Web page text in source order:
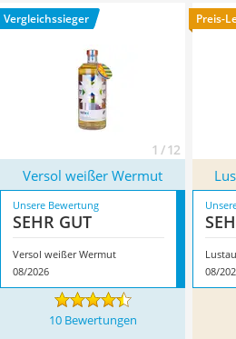
Erythrit
Müsli ohne Zuckerzusatz
Überzeugt hat uns hier im August
ModellVersol weißer Wermut* mit
Vergleichssieger
1 / 12
Preis-
Versol weißer Wermut
Unsere Bewertung
SEHR GUT
Versol weißer Wermut
08/2026
08/
10 Bewertungen